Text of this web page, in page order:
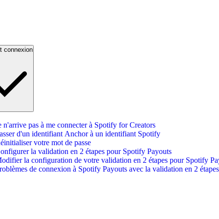
connexion
n'arrive pas à me connecter à Spotify for Creators
d'un identifiant Anchor à un identifiant Spotify
votre mot de passe
la validation en 2 étapes pour Spotify Payouts
la configuration de votre validation en 2 étapes pour Spotify
de connexion à Spotify Payouts avec la validation en 2 étapes